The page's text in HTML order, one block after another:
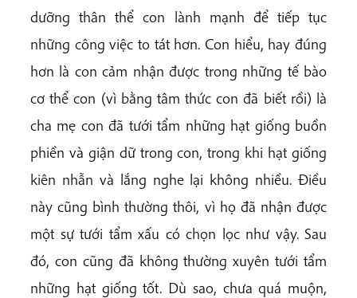
dưỡng thân thể con lành mạnh để tiếp tục
những công việc to tát hơn. Con hiểu, hay đúng
hơn là con cảm nhận được trong những tế bào
cơ thể con (vì bằng tâm thức con đã biết rồi) là
cha mẹ con đã tưới tẩm những hạt giống buồn
phiền và giận dữ trong con, trong khi hạt giống
kiên nhẫn và lắng nghe lại không nhiều. Điều
này cũng bình thường thôi, vì họ đã nhận được
một sự tưới tẩm xấu có chọn lọc như vậy. Sau
đó, con cũng đã không thường xuyên tưới tẩm
những hạt giống tốt. Dù sao, chưa quá muộn,